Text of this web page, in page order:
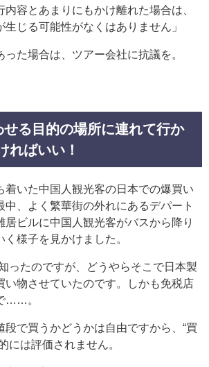
容とあまりにもかけ離れた場合は、
じる可能性がなくはありません」
た場合は、ツアー会社に抗議を。
る目的の場所に連れて行か
ればいい！
着いた中国人観光客の日本での爆買い
中、よく繁華街の外れにあるデパート
居ビルに中国人観光客がバスから降り
様子を見かけました。
ったのですが、どうやらそこで日本製
い物させていたのです。しかも免税店
……。
段で買うかどうかは自由ですから、“買
には評価されません。